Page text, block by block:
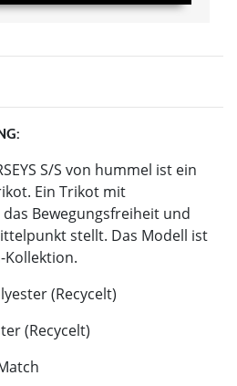
S/S von hummel ist ein
Ein Trikot mit
Bewegungsfreiheit und
stellt. Das Modell ist
Kollektion.
(Recycelt)
(Recycelt)